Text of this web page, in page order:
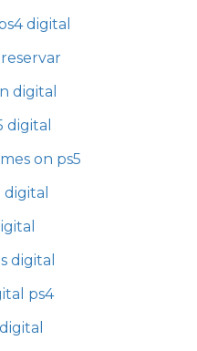
digital
digital
digital
on ps5
digital
digital
ps4